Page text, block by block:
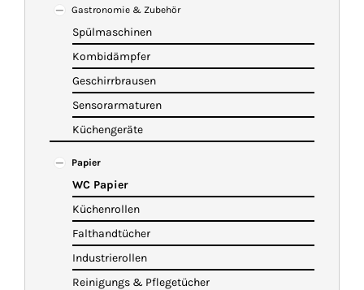
KATALOG
WARENKORB
Gastronomie & Zubehör
Spülmaschinen
Kombidämpfer
Geschirrbrausen
Sensorarmaturen
Küchengeräte
Papier
WC Papier
Küchenrollen
Falthandtücher
Industrierollen
Reinigungs & Pflegetücher